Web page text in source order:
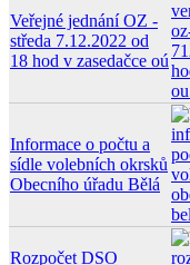
Veřejné jednání OZ -
středa 7.12.2022 od
18 hod v zasedačce oú
Informace o počtu a
sídle volebních okrsků
Obecního úřadu Bělá
Rozpočet DSO